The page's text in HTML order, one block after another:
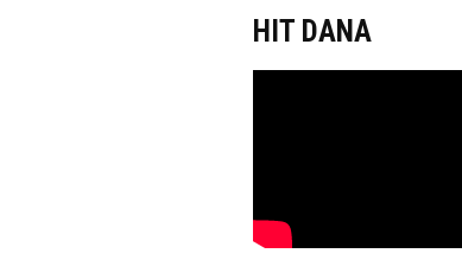
HIT DANA